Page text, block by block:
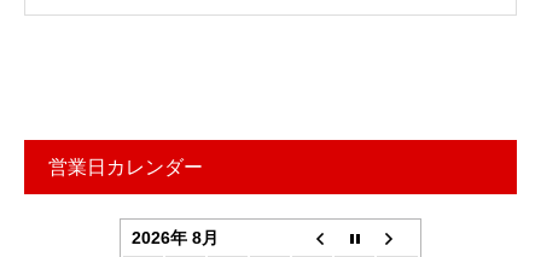
営業日カレンダー
2026年 8月